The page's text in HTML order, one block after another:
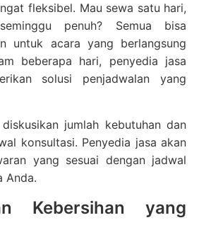
fleksibel. Mau sewa satu hari,
penuh? Semua bisa
untuk acara yang berlangsung
beberapa hari, penyedia jasa
solusi penjadwalan yang
jumlah kebutuhan dan
konsultasi. Penyedia jasa akan
yang sesuai dengan jadwal
Anda.
Kebersihan yang